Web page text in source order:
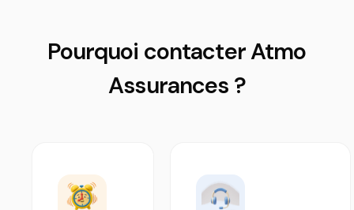
Pourquoi contacter Atmo
Assurances ?